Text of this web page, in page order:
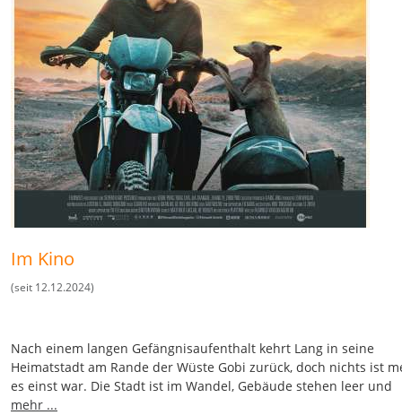
Im Kino
(seit 12.12.2024)
Nach einem langen Gefängnisaufenthalt kehrt Lang in seine
Heimatstadt am Rande der Wüste Gobi zurück, doch nichts ist
es einst war. Die Stadt ist im Wandel, Gebäude stehen leer und
zerfallen, während streunende Hunde durch die verlassenen
mehr ...